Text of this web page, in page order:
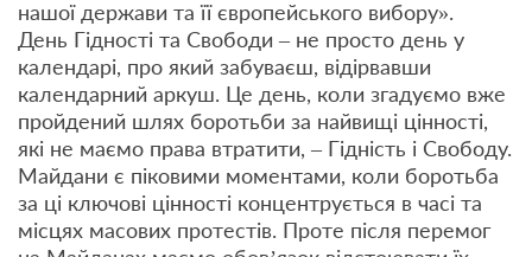
нашої держави та її європейського вибору».
День Гідності та Свободи – не просто день у
календарі, про який забуваєш, відірвавши
календарний аркуш. Це день, коли згадуємо вже
пройдений шлях боротьби за найвищі цінності,
які не маємо права втратити, – Гідність і Свободу.
Майдани є піковими моментами, коли боротьба
за ці ключові цінності концентрується в часі та
місцях масових протестів. Проте після перемог